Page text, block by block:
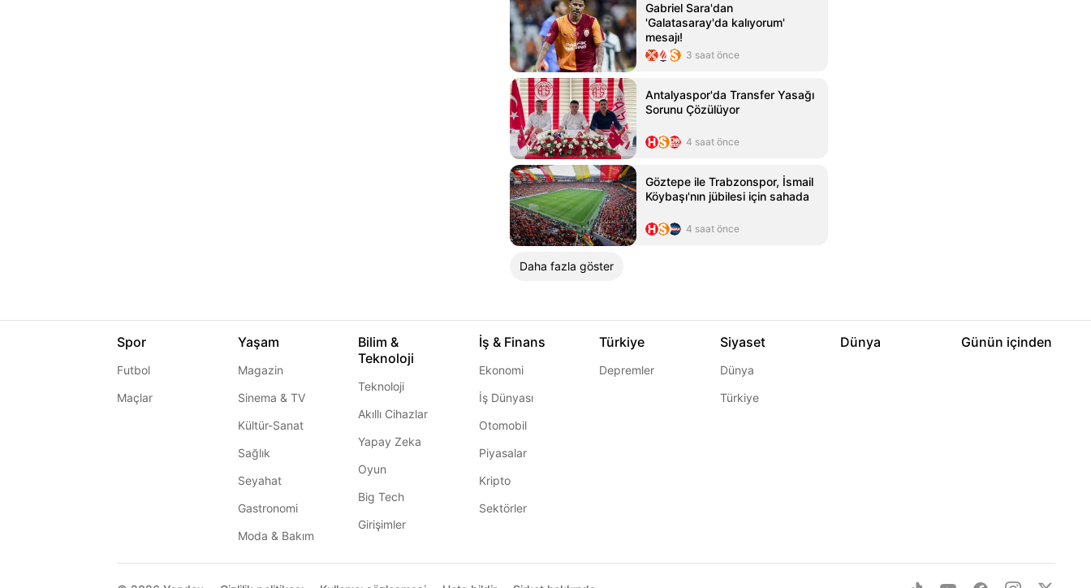
Gabriel Sara'dan
'Galatasaray'da kalıyorum'
mesajı!
3 saat önce
Antalyaspor'da Transfer Yasağı
Sorunu Çözülüyor
4 saat önce
Göztepe ile Trabzonspor, İsmail
Köybaşı'nın jübilesi için sahada
4 saat önce
Daha fazla göster
Spor
Futbol
Maçlar
Yaşam
Magazin
Sinema & TV
Kültür-Sanat
Sağlık
Seyahat
Gastronomi
Moda & Bakım
Bilim &
Teknoloji
Teknoloji
Akıllı Cihazlar
Yapay Zeka
Oyun
Big Tech
Girişimler
İş & Finans
Ekonomi
İş Dünyası
Otomobil
Piyasalar
Kripto
Sektörler
Türkiye
Depremler
Siyaset
Dünya
Türkiye
Dünya Günün içinden